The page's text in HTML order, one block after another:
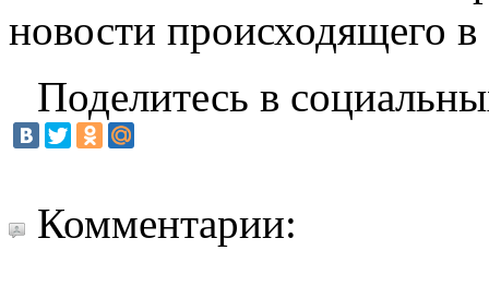
новости происходящего в
Поделитесь в
Комментарии: